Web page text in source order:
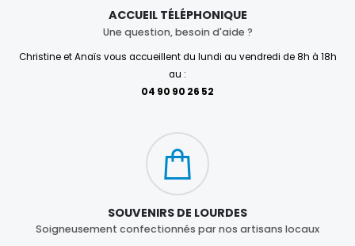
ACCUEIL TÉLÉPHONIQUE
Une question, besoin d'aide ?
Christine et Anaïs vous accueillent du lundi au vendredi de 8h à 18h
au :
04 90 90 26 52
SOUVENIRS DE LOURDES
Soigneusement confectionnés par nos artisans locaux